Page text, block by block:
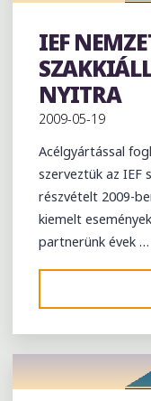
Exhibition
IEF
NYITRA
2009-05-19
Acélgyártással
szerveztük az IEF
részvételt 2009-
kiemelt
partnerünk évek …